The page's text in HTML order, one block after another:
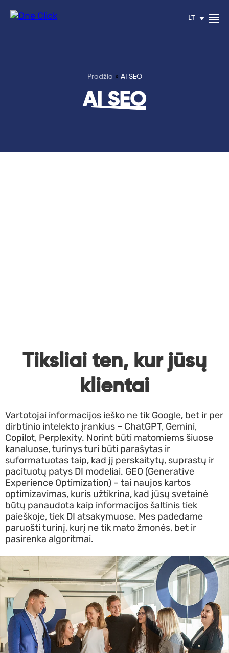
LT
atsiliepimai
Pradžia » AI SEO
AI SEO
Tiksliai ten, kur jūsų
klientai
Vartotojai informacijos ieško ne tik Google, bet ir per
dirbtinio intelekto įrankius – ChatGPT, Gemini,
Copilot, Perplexity. Norint būti matomiems šiuose
kanaluose, turinys turi būti parašytas ir
suformatuotas taip, kad jį perskaitytų, suprastų ir
pacituotų patys DI modeliai. GEO (Generative
Experience Optimization) – tai naujos kartos
optimizavimas, kuris užtikrina, kad jūsų svetainė
būtų panaudota kaip informacijos šaltinis tiek
paieškoje, tiek DI atsakymuose. Mes padedame
paruošti turinį, kurį ne tik mato žmonės, bet ir
pasirenka algoritmai.